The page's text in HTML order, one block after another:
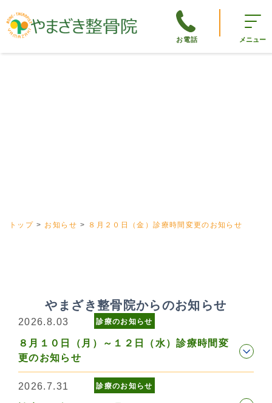
お電話 メニュー
トップ お知らせ ８月２０日（金）診療時間変更のお知らせ
やまざき整骨院からのお知らせ
2026.8.03 診療のお知らせ
８月１０日（月）～１２日（水）診療時間変
更のお知らせ
2026.7.31 診療のお知らせ